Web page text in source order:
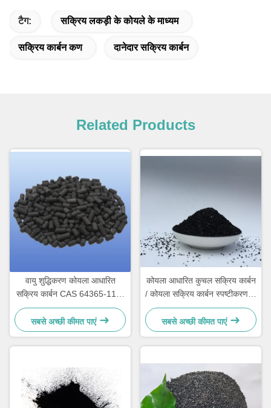
टैग: सक्रिय लकड़ी के कोयले के माध्यम
सक्रिय कार्बन कण दानेदार सक्रिय कार्बन
Related Products
वायु शुद्धिकरण कोयला आधारित
सक्रिय कार्बन CAS 64365-11-3
स्तंभ सक्रिय कार्बन
सबसे अच्छी कीमत पाएं
कोयला आधारित कुचल सक्रिय कार्बन
/ कोयला सक्रिय कार्बन स्पष्टीकरण के
लिए
सबसे अच्छी कीमत पाएं